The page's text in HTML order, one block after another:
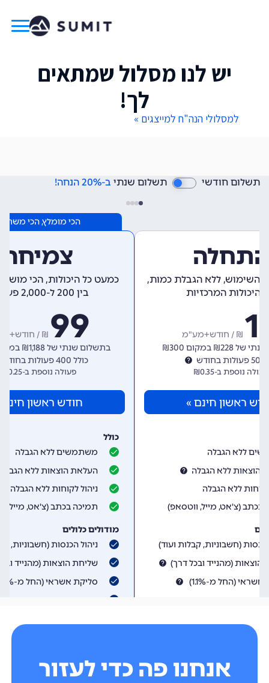
יש לנו מסלול שמתאים
לך!
למסלולי הנה"ח למייצגים »
אנחנו פה כדי לעזור